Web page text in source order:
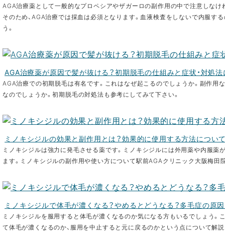
AGA治療薬として一般的なプロペシアやザガーロの副作用の中で注意しなけ
そのため、AGA治療では採血は必須となります。血液検査をしないで内服す
う。
AGA治療薬が原因で髪が抜ける？初期脱毛の仕組みと症状・対処
AGA治療での初期脱毛は有名です。これはなぜ起こるのでしょうか。副作用
なのでしょうか。初期脱毛の対処法も参考にしてみて下さい。
ミノキシジルの効果と副作用とは？効果的に使用する方法につい
ミノキシジルは強力に発毛させる薬です。ミノキシジルには外用薬や内服薬
ます。ミノキシジルの副作用や使い方について駅前AGAクリニック大阪梅田
ミノキシジルで体毛が濃くなる？やめるとどうなる？多毛症の原
ミノキシジルを服用すると体毛が濃くなるのか気になる方もいるでしょう。
て体毛が濃くなるのか、服用を中止すると元に戻るのかという点について解